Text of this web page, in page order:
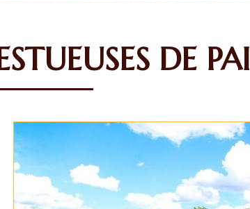
DE PAI